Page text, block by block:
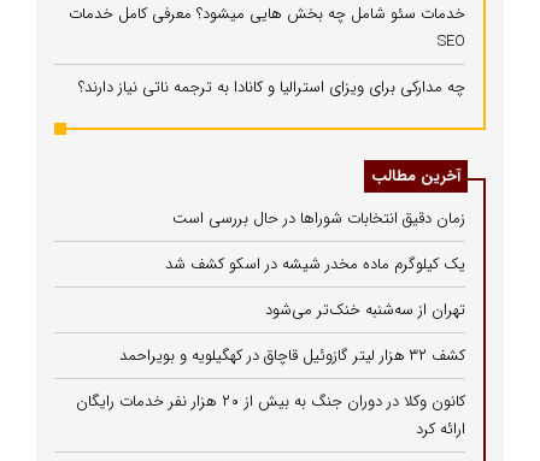
خدمات سئو شامل چه بخش هایی میشود؟ معرفی کامل خدمات
SEO
چه مدارکی برای ویزای استرالیا و کانادا به ترجمه ناتی نیاز دارند؟
آخرین مطالب
زمان دقیق انتخابات شوراها در حال بررسی است
یک کیلوگرم ماده مخدر شیشه در اسکو کشف شد
تهران از سه‌شنبه خنک‌تر می‌شود
کشف ۳۲ هزار لیتر گازوئیل قاچاق در کهگیلویه و بویراحمد
کانون وکلا در دوران جنگ به بیش از ۲۰ هزار نفر خدمات رایگان
ارائه کرد